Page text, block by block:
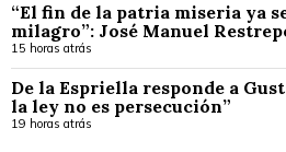
“El fin de la patria miseria ya
milagro”: José Manuel
15 horas atrás
De la Espriella responde a
la ley no es persecución”
19 horas atrás